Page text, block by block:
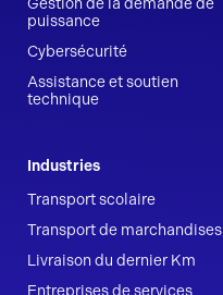
Gestion de la demande de
puissance
Cybersécurité
Assistance et soutien
technique
Industries
Transport scolaire
Transport de marchandises
Livraison du dernier Km
Entreprises de services